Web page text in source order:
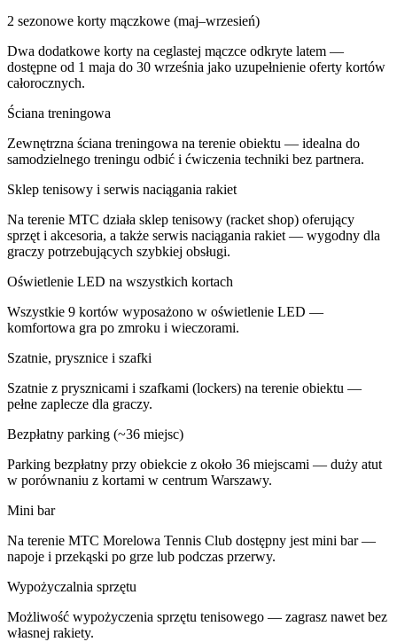
2 sezonowe korty mączkowe (maj–wrzesień)
Dwa dodatkowe korty na ceglastej mączce odkryte latem —
dostępne od 1 maja do 30 września jako uzupełnienie oferty kortów
całorocznych.
Ściana treningowa
Zewnętrzna ściana treningowa na terenie obiektu — idealna do
samodzielnego treningu odbić i ćwiczenia techniki bez partnera.
Sklep tenisowy i serwis naciągania rakiet
Na terenie MTC działa sklep tenisowy (racket shop) oferujący
sprzęt i akcesoria, a także serwis naciągania rakiet — wygodny dla
graczy potrzebujących szybkiej obsługi.
Oświetlenie LED na wszystkich kortach
Wszystkie 9 kortów wyposażono w oświetlenie LED —
komfortowa gra po zmroku i wieczorami.
Szatnie, prysznice i szafki
Szatnie z prysznicami i szafkami (lockers) na terenie obiektu —
pełne zaplecze dla graczy.
Bezpłatny parking (~36 miejsc)
Parking bezpłatny przy obiekcie z około 36 miejscami — duży atut
w porównaniu z kortami w centrum Warszawy.
Mini bar
Na terenie MTC Morelowa Tennis Club dostępny jest mini bar —
napoje i przekąski po grze lub podczas przerwy.
Wypożyczalnia sprzętu
Możliwość wypożyczenia sprzętu tenisowego — zagrasz nawet bez
własnej rakiety.